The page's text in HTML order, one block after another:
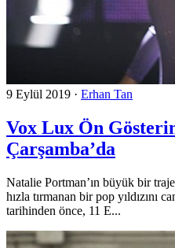
9 Eylül 2019 · Erhan Tan
Vox Lux Ön
Çarşamba’da
Natalie Portman’ın büyük bir
hızla tırmanan bir pop yıldızını
tarihinden önce, 11 E...